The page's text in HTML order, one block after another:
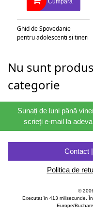
Cumpără
Ghid de Spovedanie
pentru adolescenti si tineri
Nu sunt
categorie
Sunați de luni până
scrieți e-mail la
Contact
Politica de
©
Executat în 413 milisecunde,
Europe/